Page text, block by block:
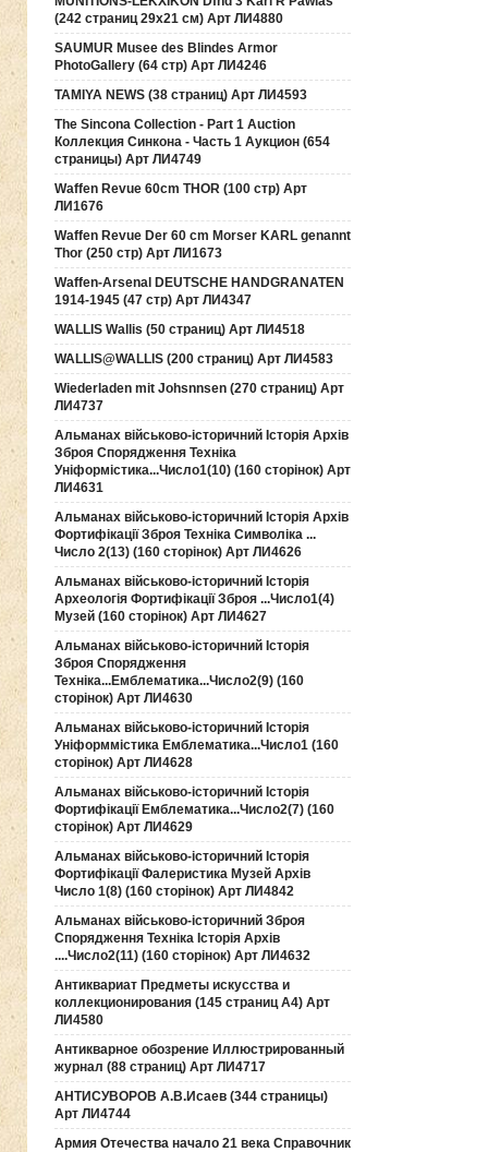
(242 страниц 29х21 см) Арт ЛИ4880
SAUMUR Musee des Blindes Armor
PhotoGallery (64 стр) Арт ЛИ4246
TAMIYA NEWS (38 страниц) Арт ЛИ4593
The Sincona Collection - Part 1 Auction
Коллекция Синкона - Часть 1 Аукцион (654
страницы) Арт ЛИ4749
Waffen Revue 60cm THOR (100 стр) Арт
ЛИ1676
Waffen Revue Der 60 cm Morser KARL genannt
Thor (250 стр) Арт ЛИ1673
Waffen-Arsenal DEUTSCHE HANDGRANATEN
1914-1945 (47 стр) Арт ЛИ4347
WALLIS Wallis (50 страниц) Арт ЛИ4518
WALLIS@WALLIS (200 страниц) Арт ЛИ4583
Wiederladen mit Johsnnsen (270 страниц) Арт
ЛИ4737
Альманах військово-історичний Історія Архів
Зброя Спорядження Техніка
Уніформістика...Число1(10) (160 сторінок) Арт
ЛИ4631
Альманах військово-історичний Історія Архів
Фортифікації Зброя Техніка Символіка ...
Число 2(13) (160 сторінок) Арт ЛИ4626
Альманах військово-історичний Історія
Археологія Фортифікації Зброя ...Число1(4)
Музей (160 сторінок) Арт ЛИ4627
Альманах військово-історичний Історія
Зброя Спорядження
Техніка...Емблематика...Число2(9) (160
сторінок) Арт ЛИ4630
Альманах військово-історичний Історія
Уніформмістика Емблематика...Число1 (160
сторінок) Арт ЛИ4628
Альманах військово-історичний Історія
Фортифікації Емблематика...Число2(7) (160
сторінок) Арт ЛИ4629
Альманах військово-історичний Історія
Фортифікації Фалеристика Музей Архів
Число 1(8) (160 сторінок) Арт ЛИ4842
Альманах військово-історичний Зброя
Спорядження Техніка Історія Архів
....Число2(11) (160 сторінок) Арт ЛИ4632
Антиквариат Предметы искусства и
коллекционирования (145 страниц А4) Арт
ЛИ4580
Антикварное обозрение Иллюстрированный
журнал (88 страниц) Арт ЛИ4717
АНТИСУВОРОВ А.В.Исаев (344 страницы)
Арт ЛИ4744
Армия Отечества начало 21 века Справочник